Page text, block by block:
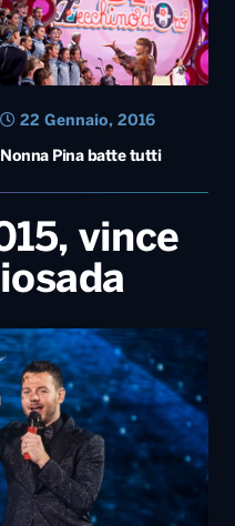
Nonna Pina batte tutti
22 Gennaio, 2016
vince